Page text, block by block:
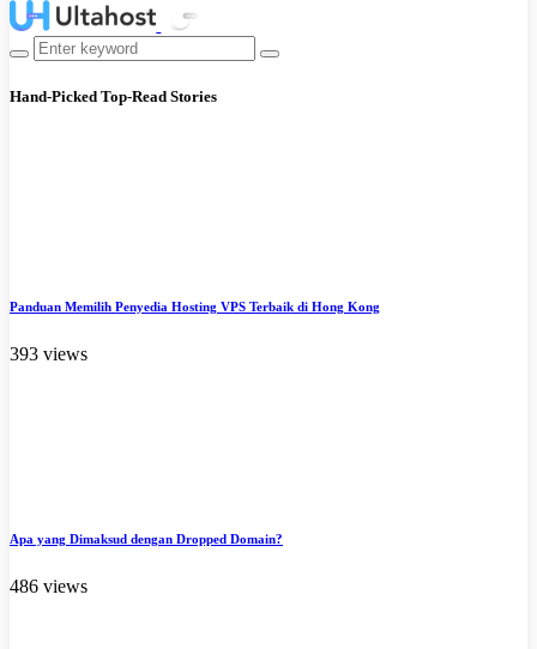
Hand-Picked Top-Read Stories
Panduan Memilih Penyedia Hosting VPS Terbaik di Hong Kong
393 views
Apa yang Dimaksud dengan Dropped Domain?
486 views